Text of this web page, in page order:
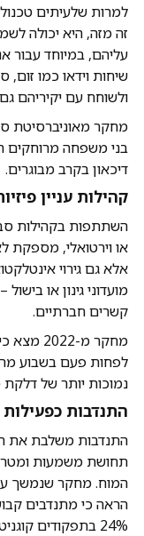
למרות שלעיתים
זה מזה, היא יכולה
עליהם, במיוחד עבור
שיחות וידאו כמו
ולשוחח עם יקיריהם
מחקר מאוניברסיטת
בני משפחה מרוחקים
דיכאון בקרב מבוגרים.
קהילות עניין
השתתפות בקהילות
או וירטואלי, מספקת
אלא גם גירוי
מועדוני גינון או
קשרים חברתיים.
מחקר מ-
לפחות פעם בשבוע
נמוכות יותר של דלקת
התנדבות
התנדבות משלבת את
תחושת משמעות
הראה כי מתנדבים
24% בתפקודים קוגניטיביים לעומת קבוצת הביקורת.